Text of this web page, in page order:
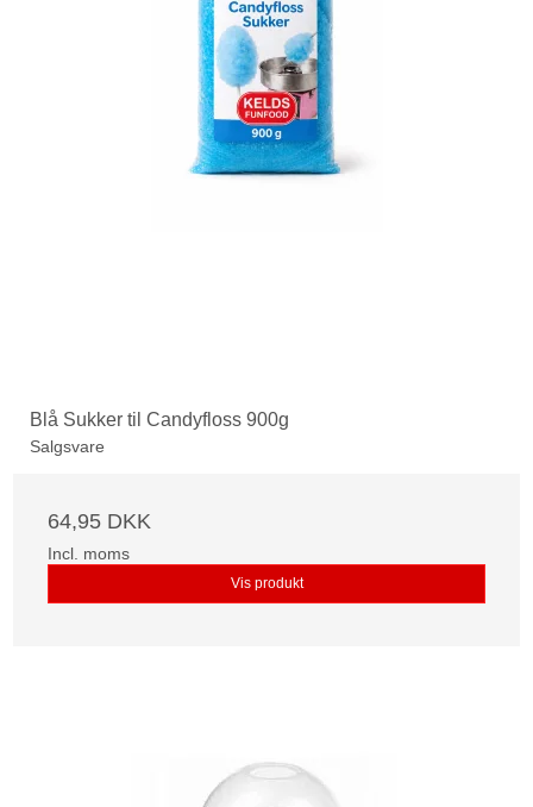
Blå Sukker til Candyfloss 900g
Salgsvare
64,95 DKK
Incl. moms
Vis produkt